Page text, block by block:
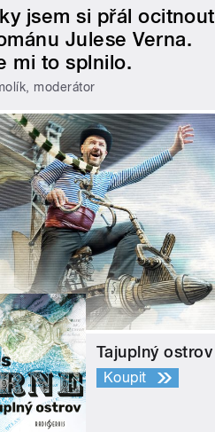
jsem si přál ocitnout
Julese Verna.
mi to splnilo.
moderátor
Tajuplný ostrov
Koupit